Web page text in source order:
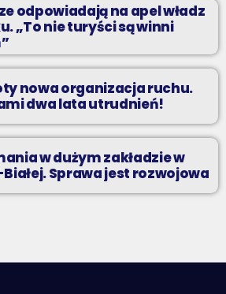
odpowiadają na apel władz
„To nie turyści są winni
nowa organizacja ruchu.
dwa lata utrudnień!
w dużym zakładzie w
Sprawa jest rozwojowa